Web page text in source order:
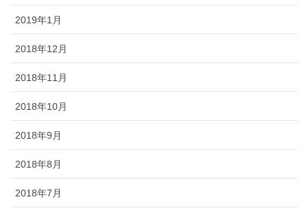
2019年1月
2018年12月
2018年11月
2018年10月
2018年9月
2018年8月
2018年7月